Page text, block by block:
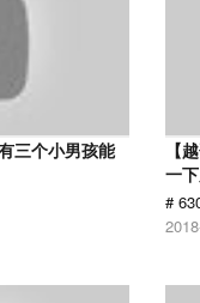
三个小男孩能
【
一
#